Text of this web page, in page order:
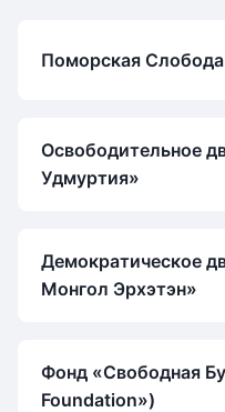
Поморская
Освободительное
Удмуртия»
Демократическое
Монгол Эрхэтэн»
Фонд «Свободная
Foundation»)